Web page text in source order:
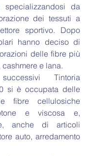
da
dei tessuti a
sportivo. Dopo
hanno deciso di
delle fibre più
e lana.
Tintoria
si è occupata delle
fibre cellulosiche
e viscosa e,
anche di articoli
auto, arredamento